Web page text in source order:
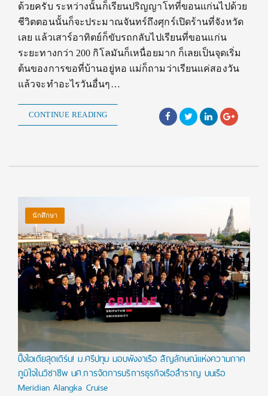
ด้วยครับ ระหว่างนั้นก็เรียนปริญญาโทที่ขอนแก่นไปด้วย
ชีวิตตอนนั้นก็จะประมาณจันทร์ถึงศุกร์เปิดร้านที่จังหวัด
เลย แล้วเสาร์อาทิตย์ก็ขับรถกลับไปเรียนที่ขอนแก่น
ระยะทางกว่า 200 กิโลมันก็เหนื่อยมาก ก็เลยเป็นจุดเริ่ม
ต้นของการขอที่บ้านอยู่หอ แม่ก็ถามว่าเรียนแค่สองวัน
แล้วจะทำอะไรวันอื่นๆ…
CONTINUE READING
นักศึกษา
ปิ๊งไอเดียสุดเดิร์น! ม.ศรีปทุม มอบพังงาเรือ สัญลักษณ์แห่งความภาค
ภูมิใจในวิชาชีพ นศ.การจัดการบริการธุรกิจเรือสำราญ บนเรือ
Meridian Alangka Cruise